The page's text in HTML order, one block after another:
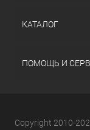
КАТАЛОГ
ПОМОЩЬ И
Copyright 2010-